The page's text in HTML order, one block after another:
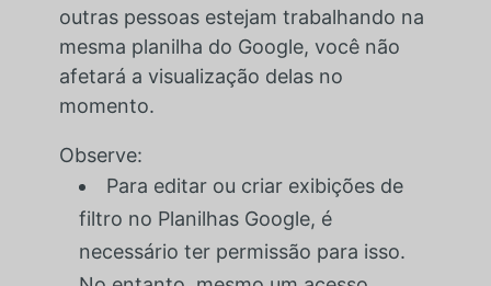
outras pessoas estejam trabalhando na
mesma planilha do Google, você não
afetará a visualização delas no
momento.
Observe:
Para editar ou criar exibições de
filtro no Planilhas Google, é
necessário ter permissão para isso.